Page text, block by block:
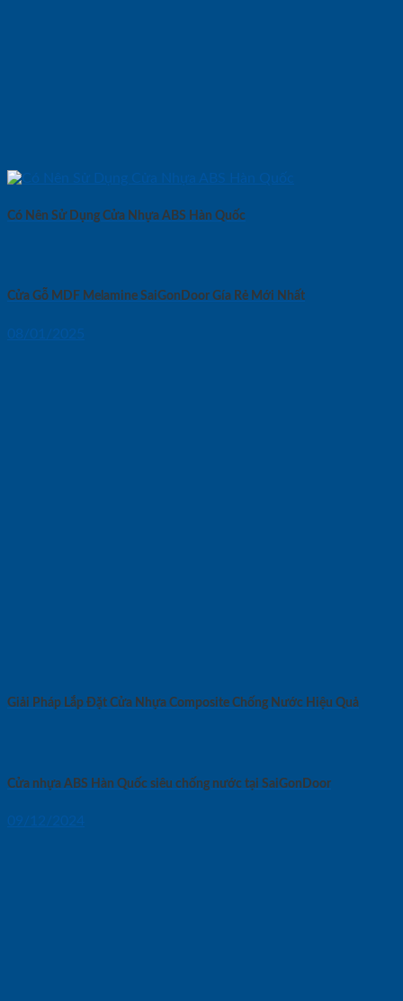
Có Nên Sử Dụng Cửa Nhựa ABS Hàn Quốc
Cửa Gỗ MDF Melamine SaiGonDoor Gía Rẻ Mới Nhất
08/01/2025
Giải Pháp Lắp Đặt Cửa Nhựa Composite Chống Nước Hiệu Quả
Cửa nhựa ABS Hàn Quốc siêu chống nước tại SaiGonDoor
09/12/2024